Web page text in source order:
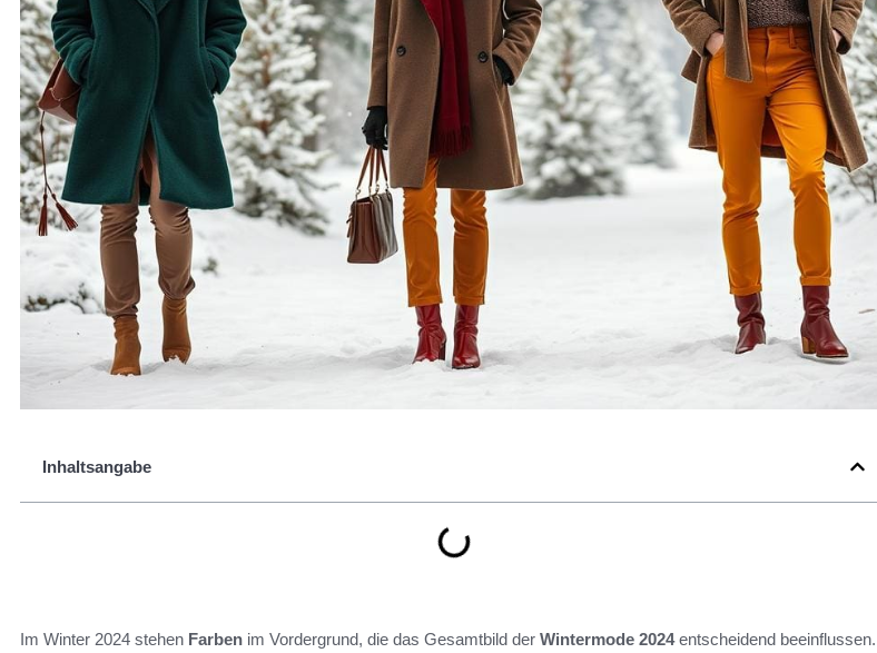
Inhaltsangabe
Im Winter 2024 stehen Farben im Vordergrund, die das Gesamtbild der Wintermode 2024entscheidend beeinflussen.